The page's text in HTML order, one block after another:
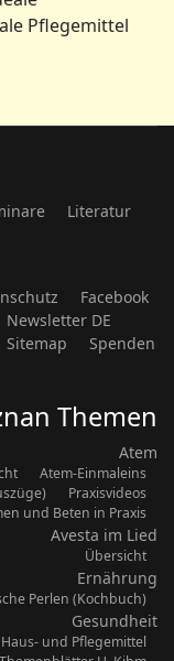
Pflegemittel
Literatur
Facebook
Newsletter DE
Sitemap
Spenden
Themen
Atem
Atem-Einmaleins
Praxisvideos
und Beten in Praxis
Avesta im Lied
Übersicht
Ernährung
Perlen (Kochbuch)
Gesundheit
Haus- und Pflegemittel